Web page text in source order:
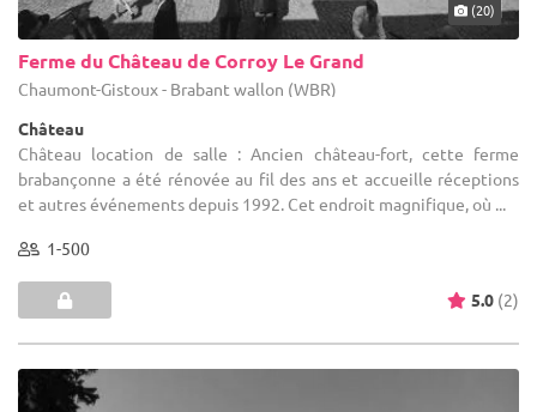
(20)
Ferme du Château de Corroy Le Grand
Chaumont-Gistoux - Brabant wallon (WBR)
Château
Château location de salle : Ancien château-fort, cette ferme
brabançonne a été rénovée au fil des ans et accueille réceptions
et autres événements depuis 1992. Cet endroit magnifique, où ...
1-500
5.0 (2)